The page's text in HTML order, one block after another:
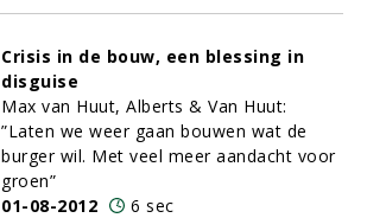
Crisis in de bouw, een blessing in
disguise
Max van Huut, Alberts & Van Huut:
”Laten we weer gaan bouwen wat de
burger wil. Met veel meer aandacht voor
groen”
01-08-2012
6 sec